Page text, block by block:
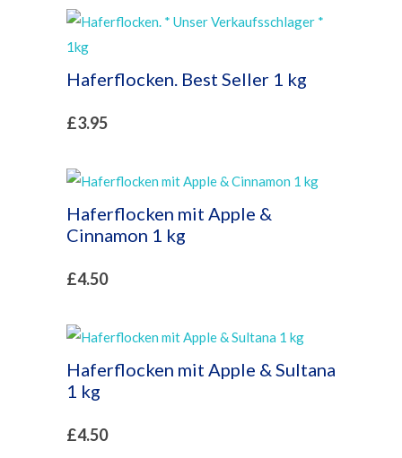
Haferflocken. Best Seller 1 kg
£3.95
Haferflocken mit Apple &
Cinnamon 1 kg
£4.50
Haferflocken mit Apple & Sultana
1 kg
£4.50